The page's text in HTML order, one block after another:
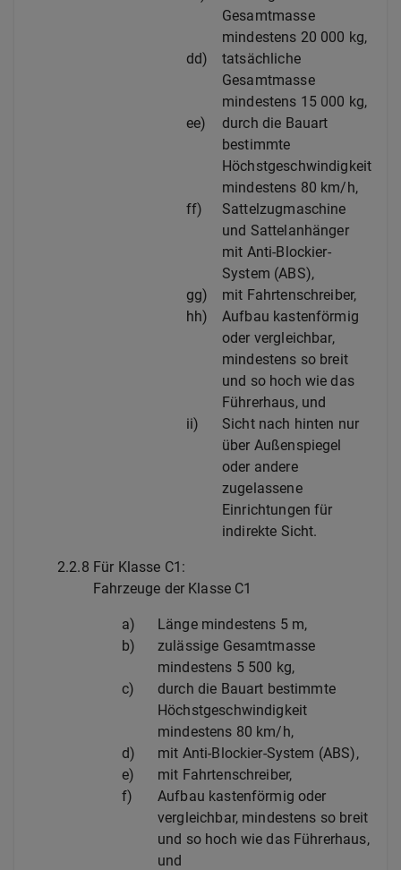
Gesamtmasse
mindestens 20 000 kg,
dd)
tatsächliche
Gesamtmasse
mindestens 15 000 kg,
ee)
durch die Bauart
bestimmte
Höchstgeschwindigkeit
mindestens 80 km/h,
ff)
Sattelzugmaschine
und Sattelanhänger
mit Anti-Blockier-
System (ABS),
gg)
mit Fahrtenschreiber,
hh)
Aufbau kastenförmig
oder vergleichbar,
mindestens so breit
und so hoch wie das
Führerhaus, und
ii)
Sicht nach hinten nur
über Außenspiegel
oder andere
zugelassene
Einrichtungen für
indirekte Sicht.
2.2.8 Für Klasse C1:
Fahrzeuge der Klasse C1
a)
Länge mindestens 5 m,
b)
zulässige Gesamtmasse
mindestens 5 500 kg,
c)
durch die Bauart bestimmte
Höchstgeschwindigkeit
mindestens 80 km/h,
d)
mit Anti-Blockier-System (ABS),
e)
mit Fahrtenschreiber,
f)
Aufbau kastenförmig oder
vergleichbar, mindestens so breit
und so hoch wie das Führerhaus,
und